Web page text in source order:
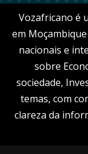
Vozafricano é
em
nacionais e
sobre
sociedade,
temas, com
clareza da